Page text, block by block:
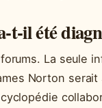
t-il été
La seule
Norton serait